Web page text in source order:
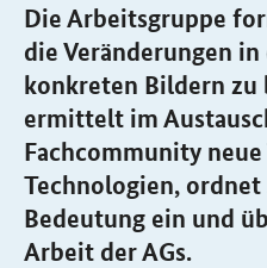
Die Arbeitsgruppe
die Veränderungen
konkreten Bildern zu
ermittelt im
Fachcommunity
Technologien,
Bedeutung ein und
Arbeit der AGs.